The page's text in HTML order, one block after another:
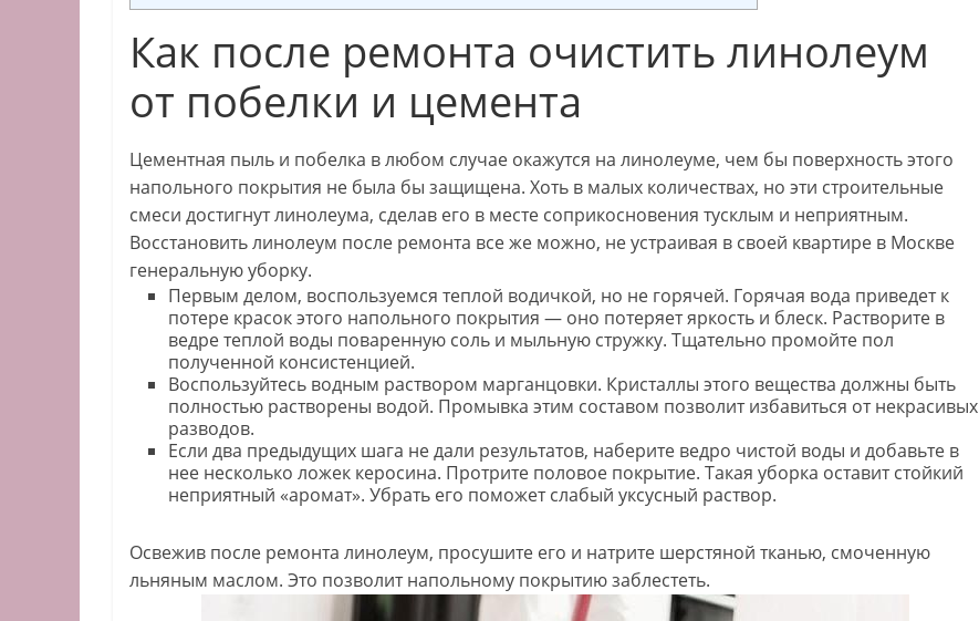
Как после ремонта очистить линолеум
от побелки и цемента
Цементная пыль и побелка в любом случае окажутся на линолеуме, чем бы поверхность этого
напольного покрытия не была бы защищена. Хоть в малых количествах, но эти строительные
смеси достигнут линолеума, сделав его в месте соприкосновения тусклым и неприятным.
Восстановить линолеум после ремонта все же можно, не устраивая в своей квартире в Москве
генеральную уборку.
Первым делом, воспользуемся теплой водичкой, но не горячей. Горячая вода приведет к
потере красок этого напольного покрытия — оно потеряет яркость и блеск. Растворите в
ведре теплой воды поваренную соль и мыльную стружку. Тщательно промойте пол
полученной консистенцией.
Воспользуйтесь водным раствором марганцовки. Кристаллы этого вещества должны быть
полностью растворены водой. Промывка этим составом позволит избавиться от некрасивых
разводов.
Если два предыдущих шага не дали результатов, наберите ведро чистой воды и добавьте в
нее несколько ложек керосина. Протрите половое покрытие. Такая уборка оставит стойкий
неприятный «аромат». Убрать его поможет слабый уксусный раствор.
Освежив после ремонта линолеум, просушите его и натрите шерстяной тканью, смоченную
льняным маслом. Это позволит напольному покрытию заблестеть.